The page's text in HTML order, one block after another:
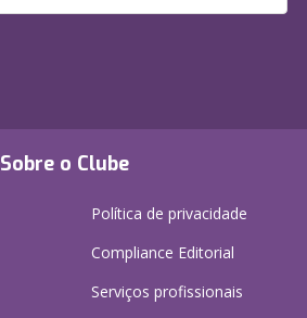
Sobre o Clube
Política de privacidade
Compliance Editorial
Serviços profissionais